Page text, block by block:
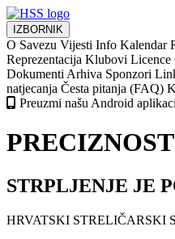
IZBORNIK
O Savezu Vijesti Info Kalendar
Reprezentacija Klubovi Licence
Dokumenti Arhiva Sponzori
natjecanja Česta pitanja (FAQ)
Preuzmi našu Android
STRPLJENJE JE
HRVATSKI STRELIČARSKI